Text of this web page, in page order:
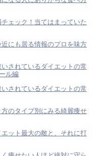
ェック！当てはまっていた
近にも居る情報のプロを味方
されているダイエットの常
ル編
されているダイエットの常
方のタイプ別にみる綺麗痩せ
エット最大の敵と、それに打